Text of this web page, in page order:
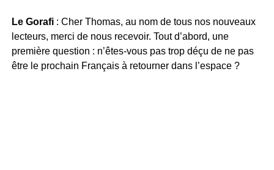
Le Gorafi : Cher Thomas, au nom de tous nos nouveaux
lecteurs, merci de nous recevoir. Tout d’abord, une
première question : n’êtes-vous pas trop déçu de ne pas
être le prochain Français à retourner dans l’espace ?